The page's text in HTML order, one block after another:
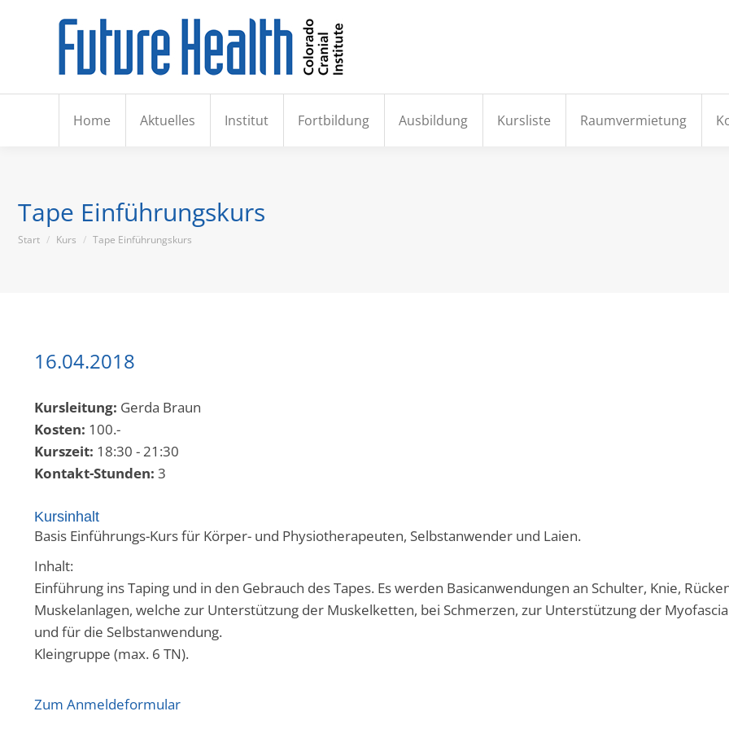
Home Aktuelles Institut Fortbildung Ausbildung Kursliste Raumvermietung
Tape Einführungskurs
Sie befinden sich hier:
Start Kurs Tape Einführungskurs
16.04.2018
Kursleitung: Gerda Braun
Kosten: 100.-
Kurszeit: 18:30 - 21:30
Kontakt-Stunden: 3
Kursinhalt
Basis Einführungs-Kurs für Körper- und Physiotherapeuten, Selbstanwender und Laien.
Inhalt:
Einführung ins Taping und in den Gebrauch des Tapes. Es werden Basicanwendungen an Schulter, Knie,
Muskelanlagen, welche zur Unterstützung der Muskelketten, bei Schmerzen, zur Unterstützung der
und für die Selbstanwendung.
Kleingruppe (max. 6 TN).
Zum Anmeldeformular
Home